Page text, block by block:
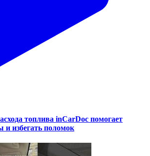
топлива inCarDoc помогает
и избегать поломок